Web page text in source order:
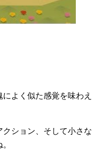
よく似た感覚を味わえ
ション、そして小さな